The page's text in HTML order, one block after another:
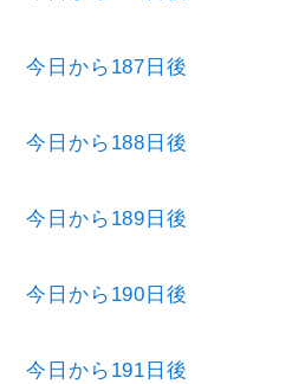
今日から187日後
今日から188日後
今日から189日後
今日から190日後
今日から191日後